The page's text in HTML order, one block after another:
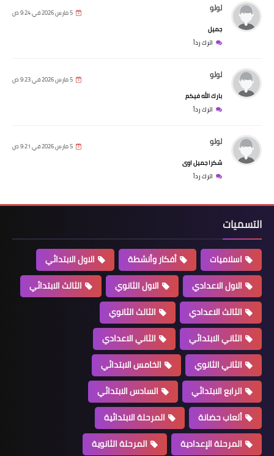
لولو 5 مارس 2026 في 9:24 ص
جميل
اترك رداً
لولو 5 مارس 2026 في 9:23 ص
بارك الله فيكم
اترك رداً
لولو 5 مارس 2026 في 9:21 ص
شكرا جميل اوى
اترك رداً
التسميات
اسلاميات أفكار وأنشطة
الاول الابتدائي
الاول الاعدادي
الاول الثانوي
الثالث الابتدائي
الثالث الاعدادي
الثالث الثانوي
الثاني الابتدائي
الثاني الاعدادي
الثاني الثانوي
الخامس الابتدائي
الرابع الابتدائي
السادس الابتدائي
ألعاب حضانة
المرحلة الابتدائية
المرحلة الإعدادية
المرحلة الثانوية